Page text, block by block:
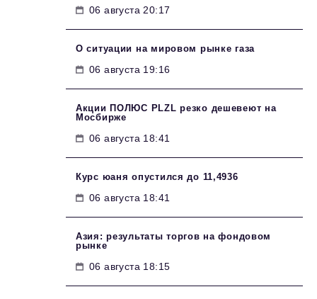
06 августа 20:17
О ситуации на мировом рынке газа
06 августа 19:16
Акции ПОЛЮС PLZL резко дешевеют на
Мосбирже
06 августа 18:41
Курс юаня опустился до 11,4936
06 августа 18:41
Азия: результаты торгов на фондовом
рынке
06 августа 18:15